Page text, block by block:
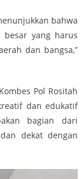
bahwa
besar yang harus
dan bangsa,”
Pol Rositah
dan edukatif
bagian dari
dekat dengan